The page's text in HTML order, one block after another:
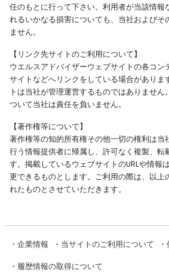
任のもとに行って下さい。利用者が当該情報
れるいかなる損害についても、当社およびそ
ません。
【リンク先サイトのご利用について】
ウエルスアドバイザーウェブサイトの各コン
サイトなどへリンクをしている場合がありま
トは当社が管理運営するものではありませ
ついて当社は責任を負いません。
【著作権等について】
著作権等の知的所有権その他一切の権利は当
行う情報提供者に帰属し、許可なく複製、転
す。掲載しているウェブサイトのURLや情報
更できるものとします。ご利用の際は、以上
れたものとさせていただきます。
・ 企業情報 ・ 当サイトのご利用について ・
・ 履歴情報の取得について